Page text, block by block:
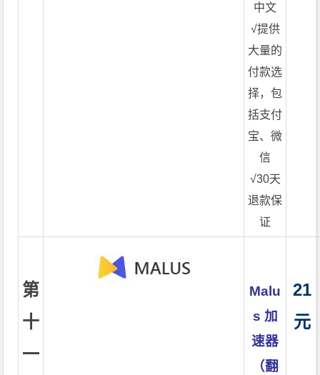
中文
√提供
大量的
付款选
择，包
括支付
宝、微
信
√30天
退款保
证
第
十
一
Malu
s 加
速器
（翻
21
元